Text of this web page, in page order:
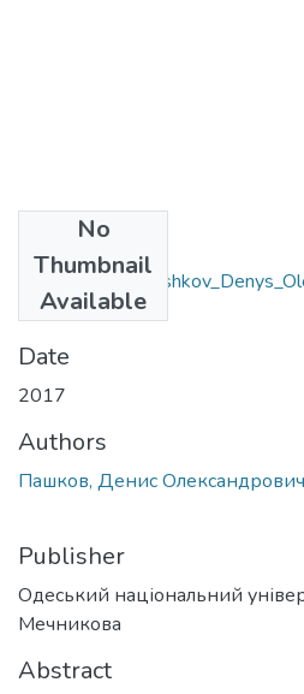
No
Thumbnail
Available
(87.73 KB)
Date
2017
Authors
Пашков, Денис Олександрович
Publisher
Одеський національний
Мечникова
Abstract